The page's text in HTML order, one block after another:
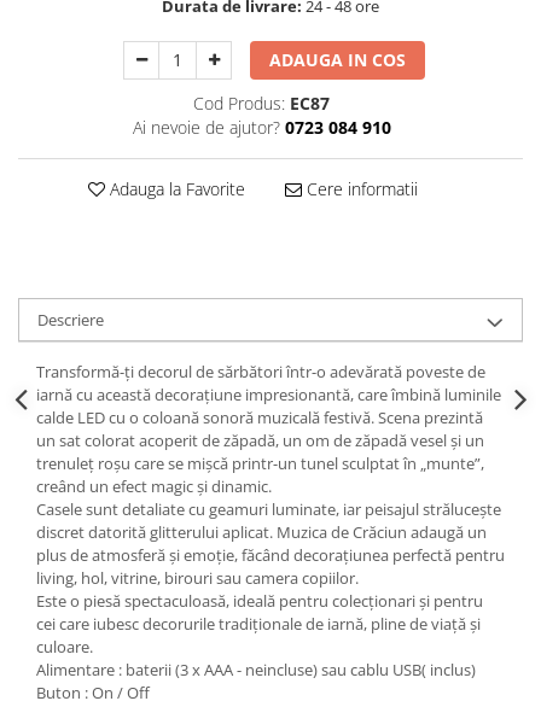
Decoratiuni Craciun
Sweet Wonderland
Crengute Decorative
Decoratiuni Luminoase
Aromaterapie Craciun
Durata de livrare: 24 - 48 ore
ADAUGA IN COS
Cod Produs: EC87
Ai nevoie de ajutor? 0723 084 910
Adauga la Favorite Cere informatii
Descriere
Transformă-ți decorul de sărbători într-o adevărată poveste de
iarnă cu această decorațiune impresionantă, care îmbină luminile
calde LED cu o coloană sonoră muzicală festivă. Scena prezintă
un sat colorat acoperit de zăpadă, un om de zăpadă vesel și un
trenuleț roșu care se mișcă printr-un tunel sculptat în „munte”,
creând un efect magic și dinamic.
Casele sunt detaliate cu geamuri luminate, iar peisajul strălucește
discret datorită glitterului aplicat. Muzica de Crăciun adaugă un
plus de atmosferă și emoție, făcând decorațiunea perfectă pentru
living, hol, vitrine, birouri sau camera copiilor.
Este o piesă spectaculoasă, ideală pentru colecționari și pentru
cei care iubesc decorurile tradiționale de iarnă, pline de viață și
culoare.
Alimentare : baterii (3 x AAA - neincluse) sau cablu USB( inclus)
Buton : On / Off